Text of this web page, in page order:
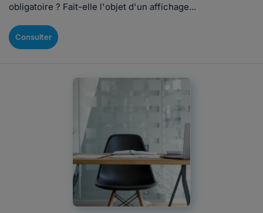
obligatoire ? Fait-elle l'objet d'un affichage...
Consulter